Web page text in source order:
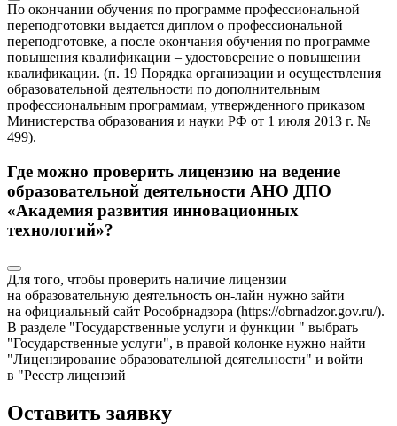
По окончании обучения по программе профессиональной
переподготовки выдается диплом о профессиональной
переподготовке, а после окончания обучения по программе
повышения квалификации – удостоверение о повышении
квалификации. (п. 19 Порядка организации и осуществления
образовательной деятельности по дополнительным
профессиональным программам, утвержденного приказом
Министерства образования и науки РФ от 1 июля 2013 г. №
499).
Где можно проверить лицензию на ведение
образовательной деятельности АНО ДПО
«Академия развития инновационных
технологий»?
Для того, чтобы проверить наличие лицензии
на образовательную деятельность он-лайн нужно зайти
на официальный сайт Рособрнадзора (https://obrnadzor.gov.ru/).
В разделе "Государственные услуги и функции " выбрать
"Государственные услуги", в правой колонке нужно найти
"Лицензирование образовательной деятельности" и войти
в "Реестр лицензий
Оставить заявку